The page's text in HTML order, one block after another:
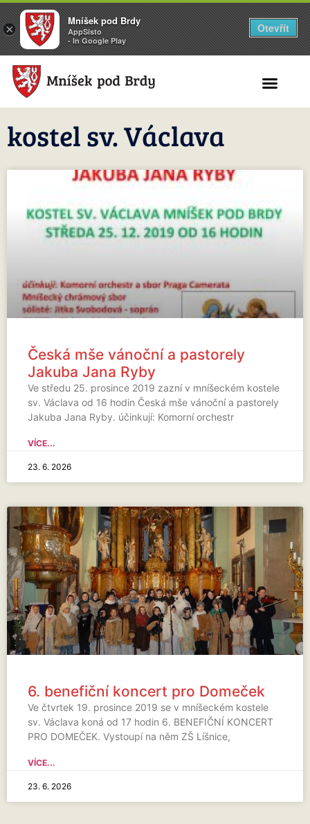
kostel sv. Václava
Česká mše vánoční a pastorely
Jakuba Jana Ryby
Ve středu 25. prosince 2019 zazní v mníšeckém kostele
sv. Václava od 16 hodin Česká mše vánoční a pastorely
Jakuba Jana Ryby. účinkují: Komorní orchestr
VÍCE...
23. 6. 2026
6. benefiční koncert pro Domeček
Ve čtvrtek 19. prosince 2019 se v mníšeckém kostele
sv. Václava koná od 17 hodin 6. BENEFIČNÍ KONCERT
PRO DOMEČEK. Vystoupí na něm ZŠ Líšnice,
VÍCE...
23. 6. 2026
×
Mníšek pod Brdy
AppSisto
- In Google Play
Otevřít